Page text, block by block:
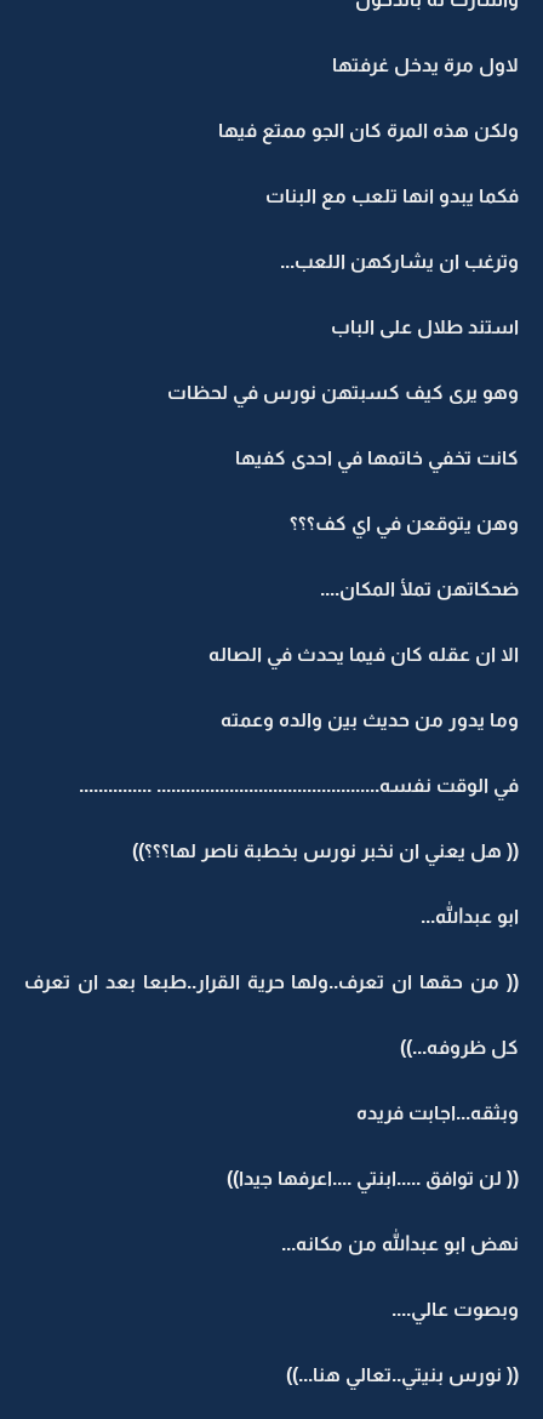
لاول مرة يدخل غرفتها
ولكن هذه المرة كان الجو ممتع فيها
فكما يبدو انها تلعب مع البنات
وترغب ان يشاركهن اللعب...
استند طلال على الباب
وهو يرى كيف كسبتهن نورس في لحظات
كانت تخفي خاتمها في احدى كفيها
وهن يتوقعن في اي كف؟؟؟
ضحكاتهن تملأ المكان....
الا ان عقله كان فيما يحدث في الصاله
وما يدور من حديث بين والده وعمته
في الوقت نفسه.............................................. ...............
(( هل يعني ان نخبر نورس بخطبة ناصر لها؟؟؟))
ابو عبدالله...
(( من حقها ان تعرف..ولها حرية القرار..طبعا بعد ان تعرف
كل ظروفه...))
وبثقه...اجابت فريده
(( لن توافق .....ابنتي ....اعرفها جيدا))
نهض ابو عبدالله من مكانه...
وبصوت عالي....
(( نورس بنيتي..تعالي هنا...))